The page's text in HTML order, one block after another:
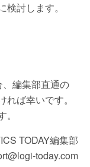
討します。
編集部直通の
ば幸いです。
TODAY編集部
today.com